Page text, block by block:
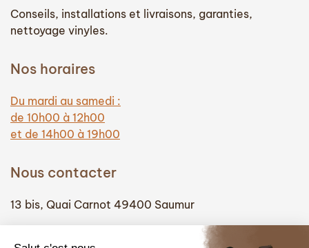
Conseils, installations et livraisons, garanties,
nettoyage vinyles.
Nos horaires
Du mardi au samedi :
de 10h00 à 12h00
et de 14h00 à 19h00
Nous contacter
13 bis, Quai Carnot 49400 Saumur